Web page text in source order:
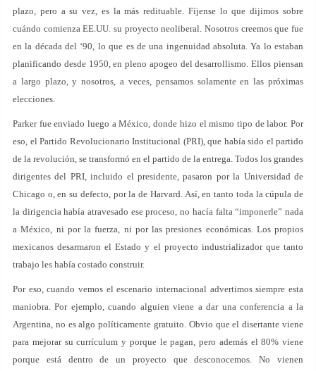
plazo, pero a su vez, es la más redituable. Fíjense lo que dijimos sobre
cuándo comienza EE.UU. su proyecto neoliberal. Nosotros creemos que fue
en la década del ‘90, lo que es de una ingenuidad absoluta. Ya lo estaban
planificando desde 1950, en pleno apogeo del desarrollismo. Ellos piensan
a largo plazo, y nosotros, a veces, pensamos solamente en las próximas
elecciones.
Parker fue enviado luego a México, donde hizo el mismo tipo de labor. Por
eso, el Partido Revolucionario Institucional (PRI), que había sido el partido
de la revolución, se transformó en el partido de la entrega. Todos los grandes
dirigentes del PRI, incluido el presidente, pasaron por la Universidad de
Chicago o, en su defecto, por la de Harvard. Así, en tanto toda la cúpula de
la dirigencia había atravesado ese proceso, no hacía falta “imponerle” nada
a México, ni por la fuerza, ni por las presiones económicas. Los propios
mexicanos desarmaron el Estado y el proyecto industrializador que tanto
trabajo les había costado construir.
Por eso, cuando vemos el escenario internacional advertimos siempre esta
maniobra. Por ejemplo, cuando alguien viene a dar una conferencia a la
Argentina, no es algo políticamente gratuito. Obvio que el disertante viene
para mejorar su currículum y porque le pagan, pero además el 80% viene
porque está dentro de un proyecto que desconocemos. No vienen